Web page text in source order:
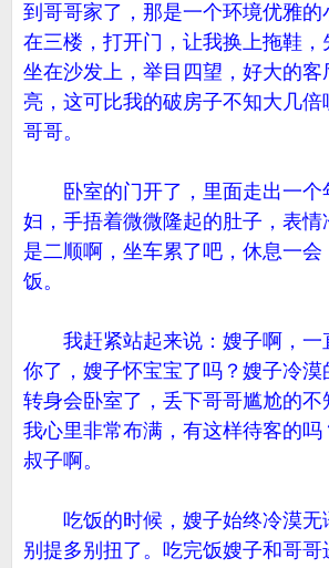
到哥哥家了，那是一个环境优雅的
在三楼，打开门，让我换上拖鞋
坐在沙发上，举目四望，好大的客
亮，这可比我的破房子不知大几
哥哥。
卧室的门开了，里面走出一个
妇，手捂着微微隆起的肚子，表
是二顺啊，坐车累了吧，休息一会
饭。
我赶紧站起来说：嫂子啊，一
你了，嫂子怀宝宝了吗？嫂子冷漠
转身会卧室了，丢下哥哥尴尬的不
我心里非常布满，有这样待客的
叔子啊。
吃饭的时候，嫂子始终冷漠无
别提多别扭了。吃完饭嫂子和哥哥